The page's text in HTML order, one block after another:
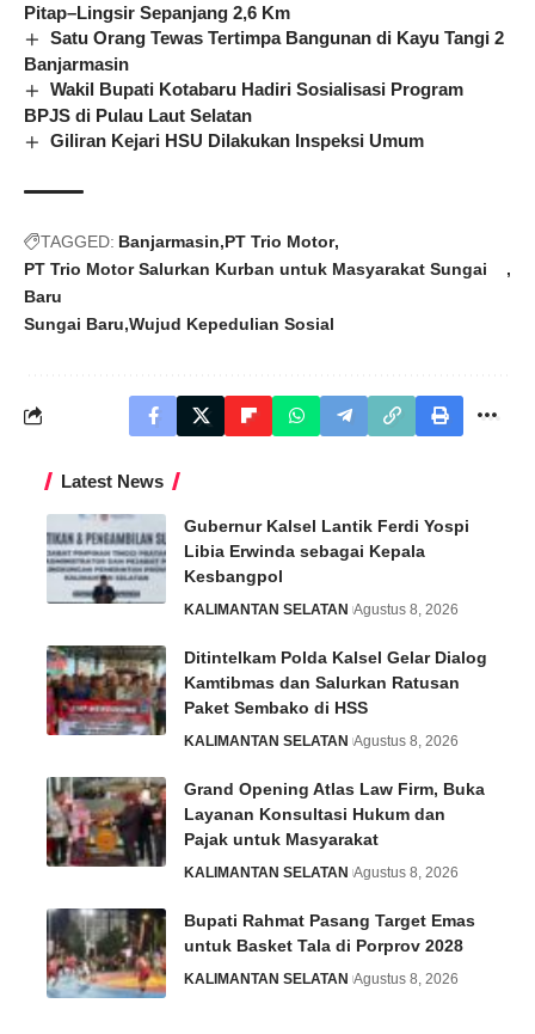
Pitap–Lingsir Sepanjang 2,6 Km
Satu Orang Tewas Tertimpa Bangunan di Kayu Tangi 2
Banjarmasin
Wakil Bupati Kotabaru Hadiri Sosialisasi Program
BPJS di Pulau Laut Selatan
Giliran Kejari HSU Dilakukan Inspeksi Umum
TAGGED: Banjarmasin PT Trio Motor
PT Trio Motor Salurkan Kurban untuk Masyarakat Sungai
Baru
Sungai Baru Wujud Kepedulian Sosial
Latest News
Gubernur Kalsel Lantik Ferdi Yospi
Libia Erwinda sebagai Kepala
Kesbangpol
KALIMANTAN SELATAN Agustus 8, 2026
Ditintelkam Polda Kalsel Gelar Dialog
Kamtibmas dan Salurkan Ratusan
Paket Sembako di HSS
KALIMANTAN SELATAN Agustus 8, 2026
Grand Opening Atlas Law Firm, Buka
Layanan Konsultasi Hukum dan
Pajak untuk Masyarakat
KALIMANTAN SELATAN Agustus 8, 2026
Bupati Rahmat Pasang Target Emas
untuk Basket Tala di Porprov 2028
KALIMANTAN SELATAN Agustus 8, 2026